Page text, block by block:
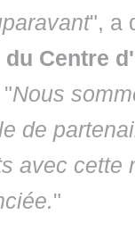
", a
Centre
"Nous
de
avec cette
"